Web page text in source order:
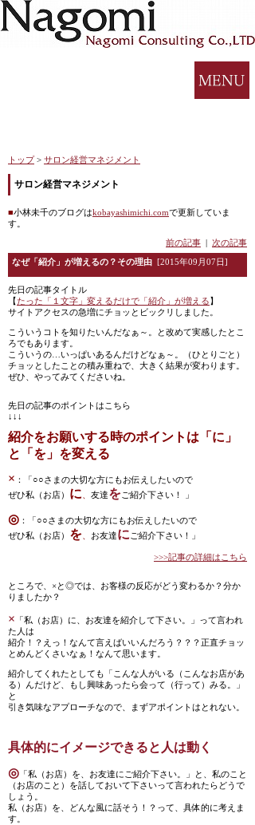
トップ > サロン経営マネジメント
サロン経営マネジメント
■小林未千のブログはkobayashimichi.comで更新していま
す。
前の記事 次の記事
なぜ「紹介」が増えるの？その理由 [2015年09月07日]
先日の記事タイトル
【たった「１文字」変えるだけで「紹介」が増える 】
サイトアクセスの急増にチョッとビックリしました。
こういうコトを知りたいんだなぁ～。と改めて実感したとこ
ろでもあります。
こういうの…いっぱいあるんだけどなぁ～。（ひとりごと）
チョッとしたことの積み重ねで、大きく結果が変わります。
ぜひ、やってみてくださいね。
先日の記事のポイントはこちら
↓↓↓
紹介をお願いする時のポイントは「に」
と「を」を変える
× ：「○○さまの大切な方にもお伝えしたいので
ぜひ私（お店） に 友達をご紹介下さい！ 」
◎ ：「○○さまの大切な方にもお伝えしたいので
ぜひ私（お店） を お友達に ご紹介下さい！」
>>>記事の詳細はこちら
ところで、×と◎では、お客様の反応がどう変わるか？分か
りましたか？
× 「私（お店）に、お友達を紹介して下さい。」って言われ
た人は
紹介！？えっ！なんて言えばいいんだろう？？？正直チョッ
とめんどくさいなぁ！なんて思います。
紹介してくれたとしても「こんな人がいる（こんなお店があ
る）んだけど、もし興味あったら会って（行って）みる。」
と
引き気味なアプローチなので、まずアポイントはとれない。
具体的にイメージできると人は動く
◎ 「私（お店）を、お友達にご紹介下さい。」と、私のこと
（お店のこと）を話しておいて下さいって言われたらどうで
しょう。
私（お店）を、どんな風に話そう！？って、具体的に考えま
す。